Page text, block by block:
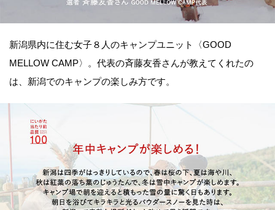
新潟県内に住む女子８人のキャンプユニット〈GOOD
MELLOW CAMP〉。代表の斉藤友香さんが教えてくれたの
は、新潟でのキャンプの楽しみ方です。